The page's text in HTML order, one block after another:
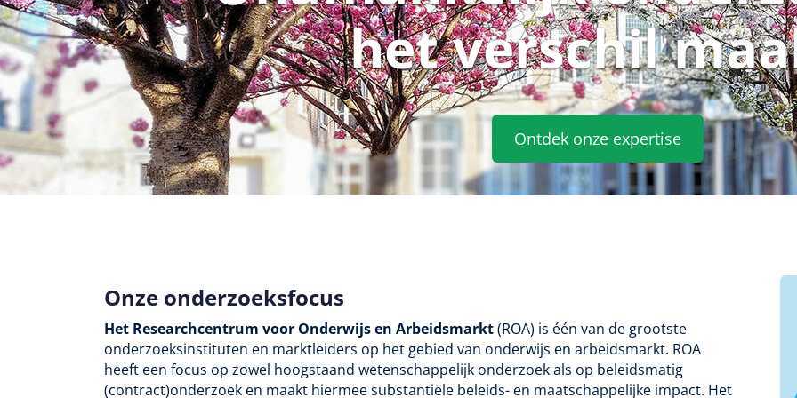
het verschil
Ontdek onze expertise
Onze onderzoeksfocus
Het Researchcentrum voor Onderwijs en Arbeidsmarkt(ROA) is één van de grootste
onderzoeksinstituten en marktleiders op het gebied van onderwijs en arbeidsmarkt. ROA
heeft een focus op zowel hoogstaand wetenschappelijk onderzoek als op beleidsmatig
(contract)onderzoek en maakt hiermee substantiële beleids- en maatschappelijke impact. Het